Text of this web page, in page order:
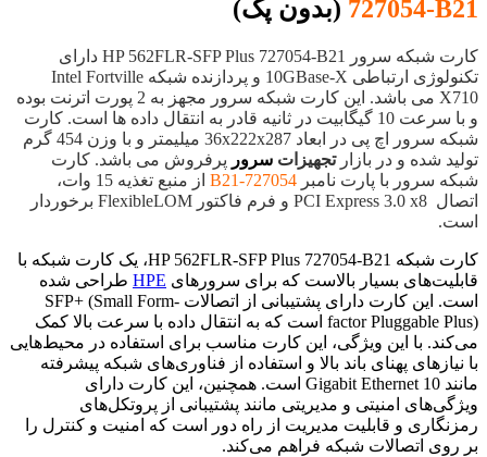
727054-B21 (بدون پک)
کارت شبکه سرور HP 562FLR-SFP Plus 727054-B21 دارای
تکنولوژی ارتباطی 10GBase-X و پردازنده شبکه Intel Fortville
X710 می باشد. این کارت شبکه سرور مجهز به 2 پورت اترنت بوده
و با سرعت 10 گیگابیت در ثانیه قادر به انتقال داده ها است. کارت
شبکه سرور اچ پی در ابعاد 36x222x287 میلیمتر و با وزن 454 گرم
تولید شده و در بازارتجهیزات سرور پرفروش می باشد. کارت
شبکه سرور با پارت نامبر 727054-B21
از منبع تغذیه 15 وات،
اتصال PCI Express 3.0 x8 و فرم فاکتور FlexibleLOM برخوردار
است.
کارت شبکه HP 562FLR-SFP Plus 727054-B21، یک کارت شبکه با
قابلیت‌های بسیار بالاست که برای سرورهای HPE طراحی شده
است. این کارت دارای پشتیبانی از اتصالات SFP+ (Small Form-
factor Pluggable Plus) است که به انتقال داده با سرعت بالا کمک
می‌کند. با این ویژگی، این کارت مناسب برای استفاده در محیط‌هایی
با نیازهای پهنای باند بالا و استفاده از فناوری‌های شبکه پیشرفته
مانند 10 Gigabit Ethernet است. همچنین، این کارت دارای
ویژگی‌های امنیتی و مدیریتی مانند پشتیبانی از پروتکل‌های
رمزنگاری و قابلیت مدیریت از راه دور است که امنیت و کنترل را
بر روی اتصالات شبکه فراهم می‌کند.